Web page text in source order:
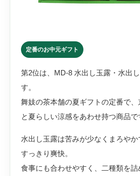
定番のお中元ギフト
第2位は、MD-8 水出し玉露・水出
す。
舞妓の茶本舗の夏ギフトの定番で
と夏らしい涼感をあわせ持つ商品で
水出し玉露は苦みが少なくまろや
すっきり爽快。
食事にも合わせやすく、二種類を